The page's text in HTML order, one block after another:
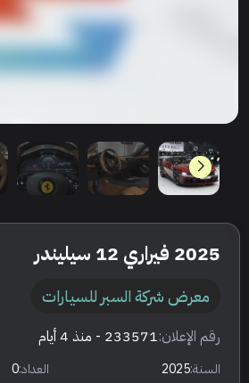
2025 فيراري 12 سيليندر
معرض شركة السبر للسيارات
رقم الإعلان:233571 - منذ 4 أيام
السنة:2025 العداد:0